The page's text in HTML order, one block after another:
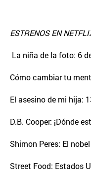
ESTRENOS EN
La niña de la foto: 6
Cómo cambiar tu
El asesino de mi hija:
D.B. Cooper: ¡Dónde
Shimon Peres: El
Street Food: Estados